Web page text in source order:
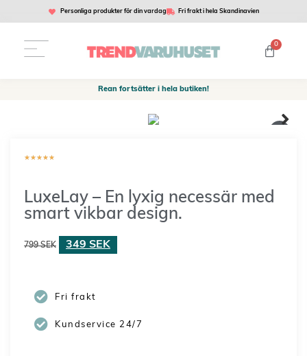
Personliga produkter för din vardag Fri frakt i hela Skandinavien
0
Rean fortsätter i hela butiken!
★★★★★
LuxeLay – En lyxig necessär med
smart vikbar design.
799SEK 349 SEK
Fri frakt
Kundservice 24/7